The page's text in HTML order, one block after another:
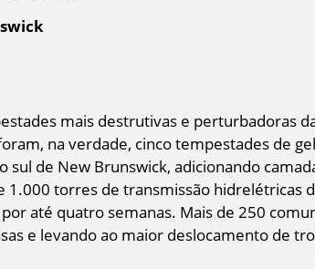
mais destrutivas e perturbadoras
na verdade, cinco tempestades de
de New Brunswick, adicionando
torres de transmissão hidrelétricas
até quatro semanas. Mais de 250
e levando ao maior deslocamento de